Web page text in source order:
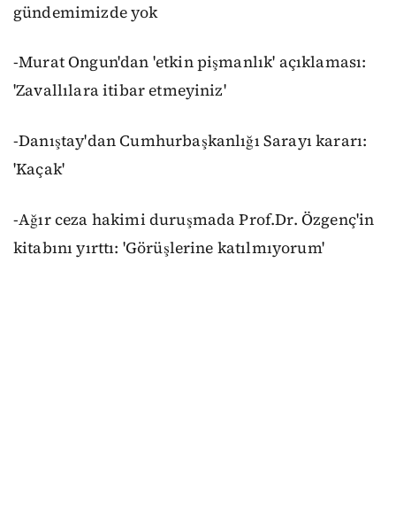
gündemimizde yok
-Murat Ongun'dan 'etkin pişmanlık' açıklaması:
'Zavallılara itibar etmeyiniz'
-Danıştay'dan Cumhurbaşkanlığı Sarayı kararı:
'Kaçak'
-Ağır ceza hakimi duruşmada Prof.Dr. Özgenç'in
kitabını yırttı: 'Görüşlerine katılmıyorum'